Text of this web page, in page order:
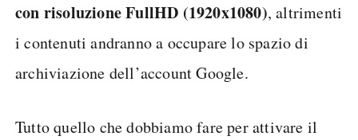
con risoluzione FullHD (1920x1080), altrimenti
i contenuti andranno a occupare lo spazio di
archiviazione dell’account Google.
Tutto quello che dobbiamo fare per attivare il